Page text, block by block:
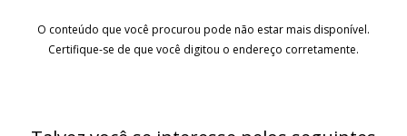
O conteúdo que você procurou pode não estar mais disponível.
Certifique-se de que você digitou o endereço corretamente.